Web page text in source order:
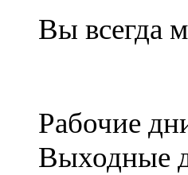
Вы всегда
Рабочие
Выходные